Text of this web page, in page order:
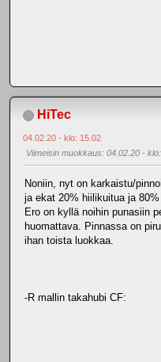
HiTec
04.02.20 - klo: 15.02
Viimeisin muokkaus: 04.02.20 -
Noniin, nyt on karkaistu/
ja ekat 20% hiilikuitua ja
Ero on kyllä noihin punasiin
huomattava. Pinnassa on
ihan toista luokkaa.
-R mallin takahubi CF: